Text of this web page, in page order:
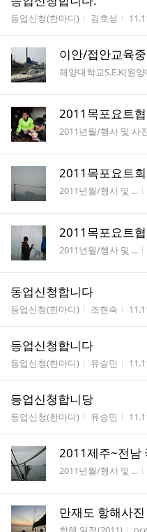
게시판명
등업신청(한마디) 작성자
김호성 작
이안/접안교육중
게시판명
해양대학교S.E.K(원
2011목포요트
게시판명
2011년월/행사 및 사
2011목포요트
게시판명
2011년월/행사 및 ...
2011목포요트
게시판명
2011년월/행사 및 ...
동업신청합니다
게시판명
등업신청(한마디) 작성자
조현숙 작
등업신청합니다
게시판명
등업신청(한마디) 작성자
유승민 작
등업신청합니당
게시판명
등업신청(한마디) 작성자
유승민 작
2011제주~전남
게시판명
2011년월/행사 및 ...
만재도 항해사진
게시판명 작